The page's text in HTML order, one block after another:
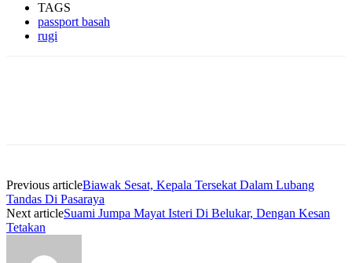
TAGS
passport basah
rugi
Previous articleBiawak Sesat, Kepala Tersekat Dalam Lubang
Tandas Di Pasaraya
Next articleSuami Jumpa Mayat Isteri Di Belukar, Dengan Kesan
Tetakan